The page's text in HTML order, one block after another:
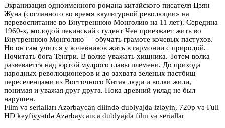
Экранизация одноименного романа китайского писателя Цзян
Жуна (сосланного во время «культурной революции» на
перевоспитание во Внутреннюю Монголию на 11 лет). Середина
1960-х, молодой пекинский студент Чен приезжает жить во
Внутреннюю Монголию — обучать грамоте кочевых пастухов.
Но он сам учится у кочевников жить в гармонии с природой.
Почитать бога Тенгри. В волке уважать хищника. Тотем волка
развевается над юртой мудрого главы племени. До прихода
народных революционеров и до захвата зеленых пастбищ
переселенцами из Восточного Китая люди и волки жили,
понимая и уважая друг друга. Пока древний уклад не был
нарушен.
Film və serialları Azərbaycan dilində dublyajda izləyin, 720p və Full
HD keyfiyyətdə Azərbaycanca dublyajda film və seriallar